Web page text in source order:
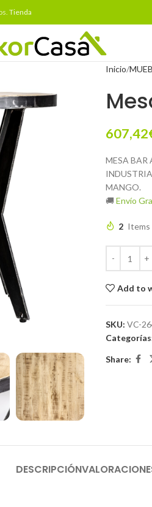
Tienda
Inicio
607,42
MESA BAR
MANGO.
🚚 Envío
2 Items
Add to
SKU: VC-
Share:
DESCRIPCIÓN